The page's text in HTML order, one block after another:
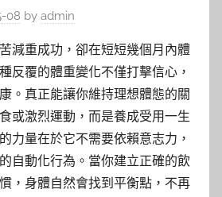
08 by admin
減重成功，卻在短短幾個月內體
反覆的體重變化不僅打擊信心，
。真正能讓你維持理想體態的關
或激烈運動，而是養成受用一生
力量在於它不需要依賴意志力，
自動化行為。當你建立正確的飲
，身體自然會找到平衡點，不再